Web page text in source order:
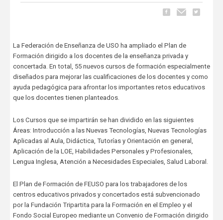
principales medios de comunicación nacionales.FEUSO ha sido el
primer sindicato en dar un paso al frentepara denunciar...
La Federación de Enseñanza de USO ha ampliado el Plan de
Formación dirigido a los docentes de la enseñanza privada y
concertada. En total, 55 nuevos cursos de formación especialmente
diseñados para mejorar las cualificaciones de los docentes y como
ayuda pedagógica para afrontar los importantes retos educativos
que los docentes tienen planteados.
Los Cursos que se impartirán se han dividido en las siguientes
Áreas: Introducción a las Nuevas Tecnologías, Nuevas Tecnologías
Aplicadas al Aula, Didáctica, Tutorías y Orientación en general,
Aplicación de la LOE, Habilidades Personales y Profesionales,
Lengua Inglesa, Atención a Necesidades Especiales, Salud Laboral.
El Plan de Formación de FEUSO para los trabajadores de los
centros educativos privados y concertados está subvencionado
por la Fundación Tripartita para la Formación en el Empleo y el
Fondo Social Europeo mediante un Convenio de Formación dirigido